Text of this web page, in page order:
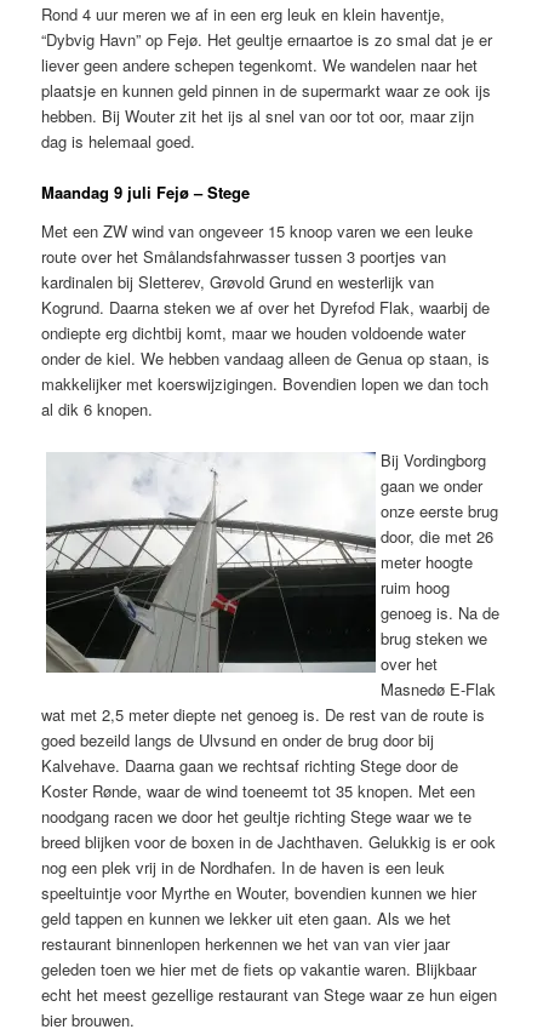
Rond 4 uur meren we af in een erg leuk en klein haventje,
“Dybvig Havn” op Fejø. Het geultje ernaartoe is zo smal dat je er
liever geen andere schepen tegenkomt. We wandelen naar het
plaatsje en kunnen geld pinnen in de supermarkt waar ze ook ijs
hebben. Bij Wouter zit het ijs al snel van oor tot oor, maar zijn
dag is helemaal goed.
Maandag 9 juli Fejø – Stege
Met een ZW wind van ongeveer 15 knoop varen we een leuke
route over het Smålandsfahrwasser tussen 3 poortjes van
kardinalen bij Sletterev, Grøvold Grund en westerlijk van
Kogrund. Daarna steken we af over het Dyrefod Flak, waarbij de
ondiepte erg dichtbij komt, maar we houden voldoende water
onder de kiel. We hebben vandaag alleen de Genua op staan, is
makkelijker met koerswijzigingen. Bovendien lopen we dan toch
al dik 6 knopen.
Bij Vordingborg
gaan we onder
onze eerste brug
door, die met 26
meter hoogte
ruim hoog
genoeg is. Na de
brug steken we
over het
Masnedø E-Flak
wat met 2,5 meter diepte net genoeg is. De rest van de route is
goed bezeild langs de Ulvsund en onder de brug door bij
Kalvehave. Daarna gaan we rechtsaf richting Stege door de
Koster Rønde, waar de wind toeneemt tot 35 knopen. Met een
noodgang racen we door het geultje richting Stege waar we te
breed blijken voor de boxen in de Jachthaven. Gelukkig is er ook
nog een plek vrij in de Nordhafen. In de haven is een leuk
speeltuintje voor Myrthe en Wouter, bovendien kunnen we hier
geld tappen en kunnen we lekker uit eten gaan. Als we het
restaurant binnenlopen herkennen we het van van vier jaar
geleden toen we hier met de fiets op vakantie waren. Blijkbaar
echt het meest gezellige restaurant van Stege waar ze hun eigen
bier brouwen.